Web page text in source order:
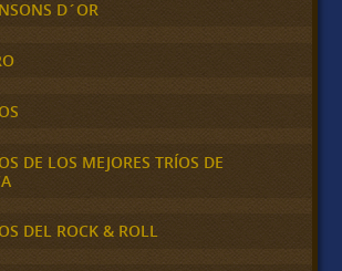
D´OR
DE LOS MEJORES TRÍOS DE
DEL ROCK & ROLL